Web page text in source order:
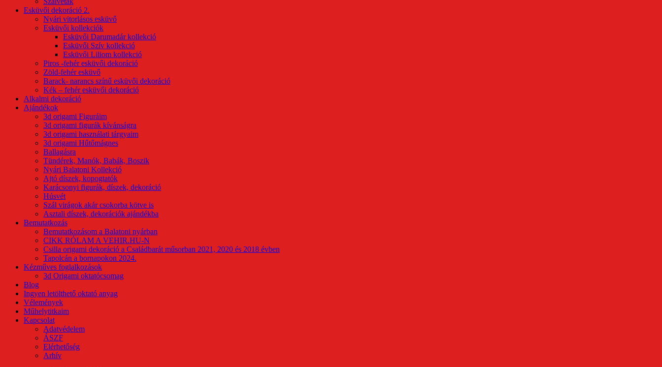
Esküvői dekoráció 2.
Nyári vitorlásos esküvő
Esküvői kollekciók
Esküvői Darumadár kollekció
Esküvői Szív kollekció
Esküvői Liliom kollekció
Piros -fehér esküvői dekoráció
Zöld-fehér esküvő
Barack- narancs színű esküvői dekoráció
Kék – fehér esküvői dekoráció
Alkalmi dekoráció
Ajándékok
3d origami Figuráim
3d origami figurák kívánságra
3d origami használati tárgyaim
3d origami Hűtőmágnes
Ballagásra
Tündérek, Manók, Babák, Boszik
Nyári Balatoni Kollekció
Ajtó díszek, kopogtatók
Karácsonyi figurák, díszek, dekoráció
Húsvét
Szál virágok akár csokorba kötve is
Asztali díszek, dekorációk ajándékba
Bemutatkozás
Bemutatkozásom a Balatoni nyárban
CIKK RÓLAM A VEHIR.HU-N
Csilla origami dekoráció a Családbarát műsorban 2021, 2020 és 2018 évben
Tapolcán a bornapokon 2024.
Kézműves foglalkozások
3d Origami oktatócsomag
Blog
Ingyen letölthető oktató anyag
Vélemények
Műhelytitkaim
Kapcsolat
Adatvédelem
ÁSZF
Elérhetőség
Arhív